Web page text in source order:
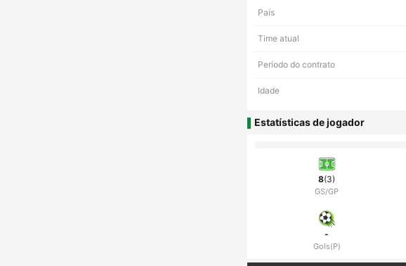
País
Time atual
Período do contrato
Idade
Estatísticas de jogador
8(3)
GS/GP
-
Gols(P)